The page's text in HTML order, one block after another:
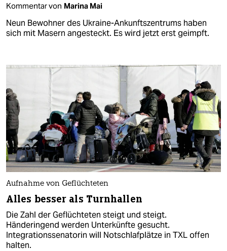
Kommentar von Marina Mai
Neun Bewohner des Ukraine-Ankunftszentrums haben
sich mit Masern angesteckt. Es wird jetzt erst geimpft.
Aufnahme von Geflüchteten
Alles besser als Turnhallen
Die Zahl der Geflüchteten steigt und steigt.
Händeringend werden Unterkünfte gesucht.
Integrationssenatorin will Notschlafplätze in TXL offen
halten.